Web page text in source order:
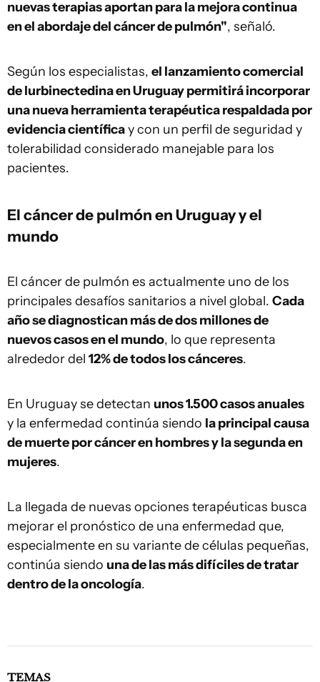
nuevas terapias aportan para la mejora continua
en el abordaje del cáncer de pulmón", señaló.
Según los especialistas, el lanzamiento comercial
de lurbinectedina en Uruguay permitirá incorporar
una nueva herramienta terapéutica respaldada por
evidencia científicay con un perfil de seguridad y
tolerabilidad considerado manejable para los
pacientes.
El cáncer de pulmón en Uruguay y el
mundo
El cáncer de pulmón es actualmente uno de los
principales desafíos sanitarios a nivel global. Cada
año se diagnostican más de dos millones de
nuevos casos en el mundo, lo que representa
alrededor del 12% de todos los cánceres.
En Uruguay se detectan unos 1.500 casos anuales
y la enfermedad continúa siendo la principal causa
de muerte por cáncer en hombres y la segunda en
mujeres.
La llegada de nuevas opciones terapéuticas busca
mejorar el pronóstico de una enfermedad que,
especialmente en su variante de células pequeñas,
continúa siendo una de las más difíciles de tratar
dentro de la oncología.
TEMAS